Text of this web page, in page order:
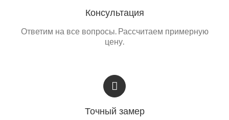
Консультация
Ответим на все вопросы. Рассчитаем примерную
цену.
Точный замер